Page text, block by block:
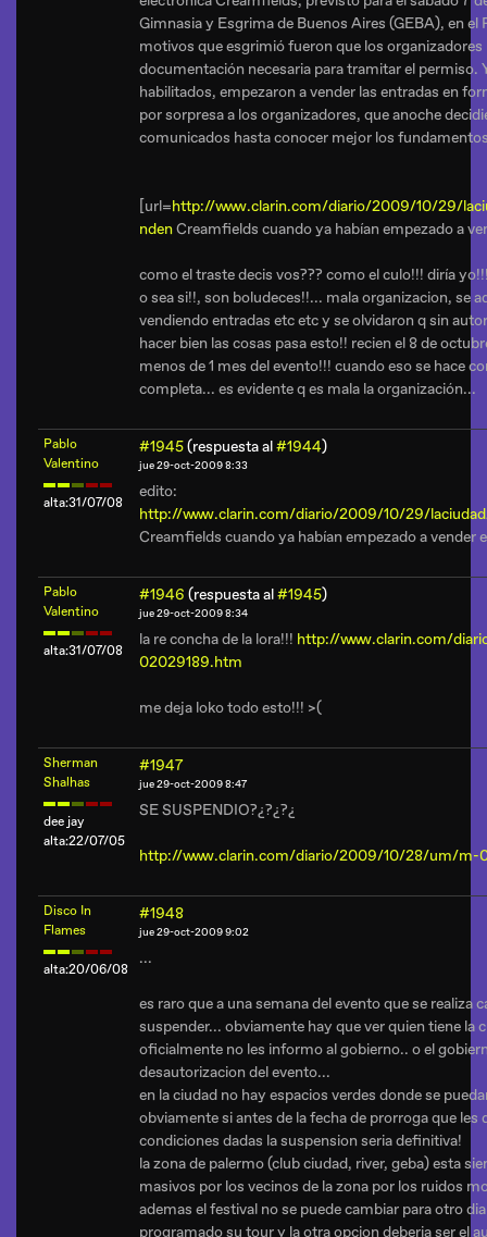
Gimnasia y Esgrima de Buenos Aires (GEBA), en el
motivos que esgrimió fueron que los
documentación necesaria para tramitar el permiso.
habilitados, empezaron a vender las entradas en
por sorpresa a los organizadores, que anoche
comunicados hasta conocer mejor los
[url=http://www.clarin.com/diario/2009/10/29/
ndenCreamfields cuando ya habían empezado a
como el traste decis vos??? como el culo!!! diría
o sea si!!, son boludeces!!... mala organizacion, se
vendiendo entradas etc etc y se olvidaron q sin
hacer bien las cosas pasa esto!! recien el 8 de
menos de 1 mes del evento!!! cuando eso se hace
completa... es evidente q es mala la organización...
Pablo
Valentino
alta:31/07/08
#1945(respuesta al#1944)
jue 29-oct-2009 8:33
edito:
http://www.clarin.com/diario/2009/10/29/
Creamfields cuando ya habían empezado a vender
Pablo
Valentino
alta:31/07/08
#1946 (respuesta al#1945)
jue 29-oct-2009 8:34
la re concha de la lora!!! http://www.clarin.com/
02029189.htm
me deja loko todo esto!!! >(
Sherman
Shalhas
dee jay
alta:22/07/05
#1947
jue 29-oct-2009 8:47
SE SUSPENDIO?¿?¿?¿
http://www.clarin.com/diario/2009/10/28/um/m-
Disco In
Flames
alta:20/06/08
#1948
jue 29-oct-2009 9:02
...
es raro que a una semana del evento que se realiza
suspender... obviamente hay que ver quien tiene la
oficialmente no les informo al gobierno.. o el
desautorizacion del evento...
en la ciudad no hay espacios verdes donde se
obviamente si antes de la fecha de prorroga que les
condiciones dadas la suspension seria definitiva!
la zona de palermo (club ciudad, river, geba) esta
masivos por los vecinos de la zona por los ruidos
ademas el festival no se puede cambiar para otro
programado su tour y la otra opcion deberia ser el